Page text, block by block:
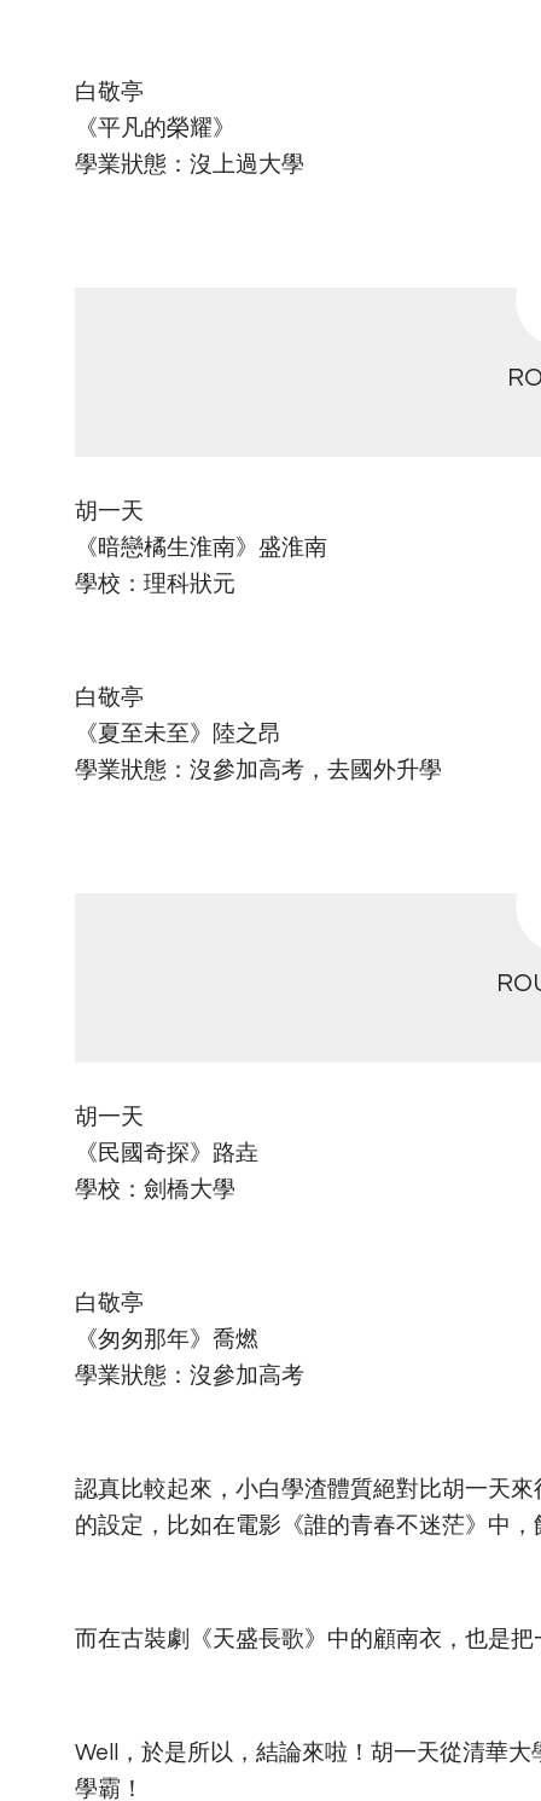
白敬亭
《平凡的榮耀》
學業狀態：沒上過大學
胡一天
《暗戀橘生淮南》盛淮南
學校：理科狀元
白敬亭
《夏至未至》陸之昂
學業狀態：沒參加高考，去國外升學
胡一天
《民國奇探》路垚
學校：劍橋大學
白敬亭
《匆匆那年》喬燃
學業狀態：沒參加高考
認真比較起來，小白學渣體質絕對比胡一天
的設定，比如在電影《誰的青春不迷茫》中
而在古裝劇《天盛長歌》中的顧南衣，也是把
Well，於是所以，結論來啦！胡一天從清華
學霸！